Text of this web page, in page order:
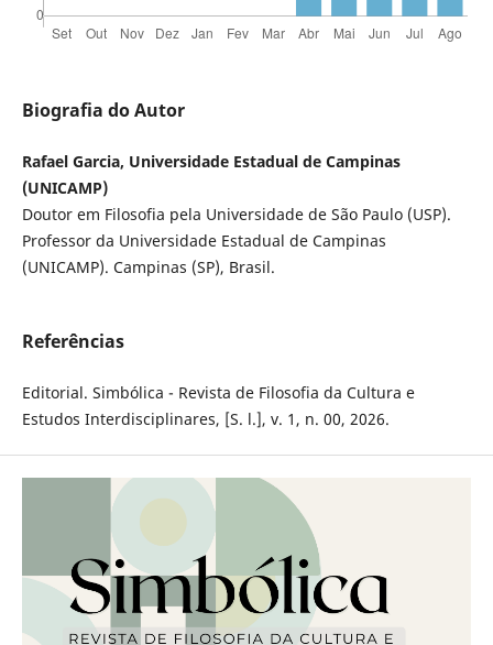
Biografia do Autor
Rafael Garcia, Universidade Estadual de Campinas
(UNICAMP)
Doutor em Filosofia pela Universidade de São Paulo (USP).
Professor da Universidade Estadual de Campinas
(UNICAMP). Campinas (SP), Brasil.
Referências
Editorial. Simbólica - Revista de Filosofia da Cultura e
Estudos Interdisciplinares, [S. l.], v. 1, n. 00, 2026.